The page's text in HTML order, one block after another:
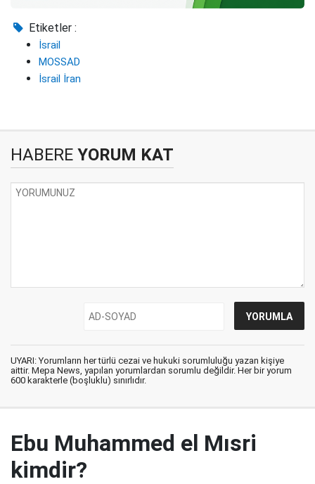
Etiketler :
İsrail
MOSSAD
İsrail İran
HABERE YORUM KAT
UYARI: Yorumların her türlü cezai ve hukuki sorumluluğu yazan kişiye
aittir. Mepa News, yapılan yorumlardan sorumlu değildir. Her bir yorum
600 karakterle (boşluklu) sınırlıdır.
Ebu Muhammed el Mısri
kimdir?